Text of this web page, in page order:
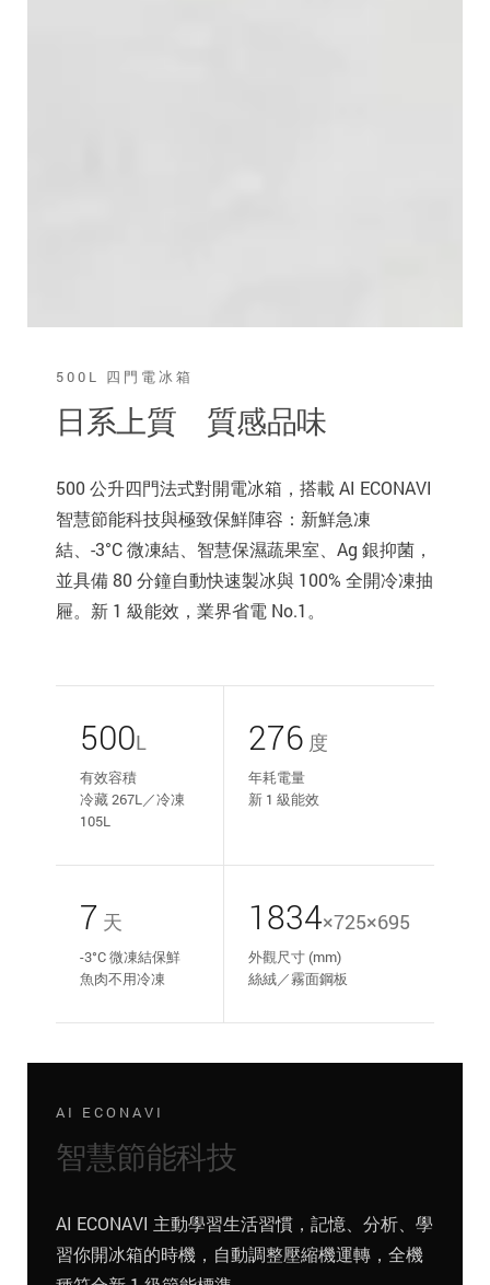
500L 四門電冰箱
日系上質 質感品味
500 公升四門法式對開電冰箱，搭載 AI ECONAVI
智慧節能科技與極致保鮮陣容：新鮮急凍
結、-3°C 微凍結、智慧保濕蔬果室、Ag 銀抑菌，
並具備 80 分鐘自動快速製冰與 100% 全開冷凍抽
屜。新 1 級能效，業界省電 No.1。
500L
有效容積
冷藏 267L／冷凍
105L
276 度
年耗電量
新 1 級能效
7 天
-3°C 微凍結保鮮
魚肉不用冷凍
1834×725×695
外觀尺寸 (mm)
絲絨／霧面鋼板
AI ECONAVI
智慧節能科技
AI ECONAVI 主動學習生活習慣，記憶、分析、學
習你開冰箱的時機，自動調整壓縮機運轉，全機